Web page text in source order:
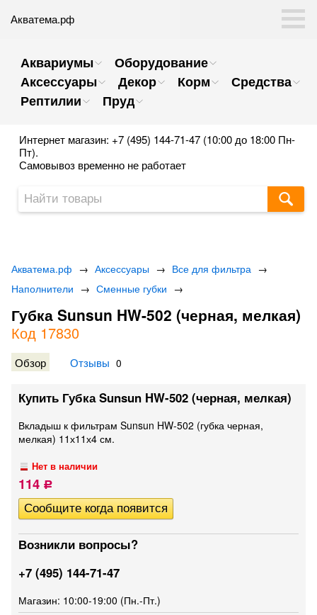
Акватема.рф
Аквариумы
Оборудование
Аксессуары
Декор Корм
Средства
Рептилии
Пруд
Интернет магазин: +7 (495) 144-71-47 (10:00 до 18:00 Пн-
Пт).
Самовывоз временно не работает
Акватема.рф → Аксессуары → Все для фильтра →
Наполнители → Сменные губки →
Губка Sunsun HW-502 (черная, мелкая)
Код 17830
Обзор Отзывы 0
Купить Губка Sunsun HW-502 (черная, мелкая)
Вкладыш к фильтрам Sunsun HW-502 (губка черная,
мелкая) 11х11х4 см.
Нет в наличии
114 Р
Возникли вопросы?
+7 (495) 144-71-47
Магазин: 10:00-19:00 (Пн.-Пт.)